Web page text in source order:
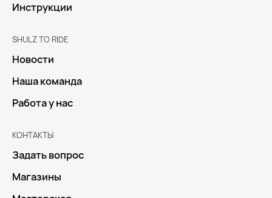
Инструкции
SHULZ TO RIDE
Новости
Наша команда
Работа у нас
КОНТАКТЫ
Задать вопрос
Магазины